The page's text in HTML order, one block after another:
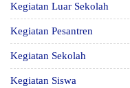
Kegiatan Luar Sekolah
Kegiatan Pesantren
Kegiatan Sekolah
Kegiatan Siswa